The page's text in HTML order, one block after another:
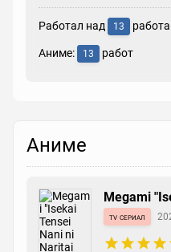
Работал над 13
Аниме: 13 работ
Аниме
Megami
desu ka"
de"
tv сериал